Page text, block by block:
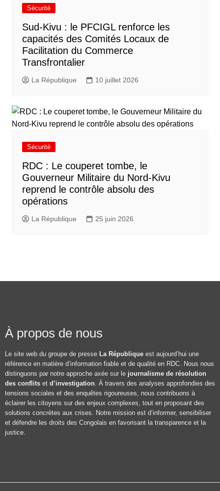
Sécurité
Sud-Kivu : le PFCIGL renforce les
capacités des Comités Locaux de
Facilitation du Commerce
Transfrontalier
La République 10 juillet 2026
Sécurité
RDC : Le couperet tombe, le
Gouverneur Militaire du Nord-Kivu
reprend le contrôle absolu des
opérations
La République 25 juin 2026
À propos de nous
Le site web du groupe de presse La République est aujourd’hui une
référence en matière d’information fiable et de qualité en RDC. Nous nous
distinguons par notre approche axée sur le journalisme de résolution
des conflits et d’investigation. À travers des analyses approfondies des
tensions sociales et des enquêtes rigoureuses, nous contribuons à
éclairer les citoyens sur des enjeux complexes, tout en proposant des
solutions concrètes aux crises. Notre mission est d’informer, sensibiliser
et défendre les droits des Congolais en favorisant la transparence et la
justice.